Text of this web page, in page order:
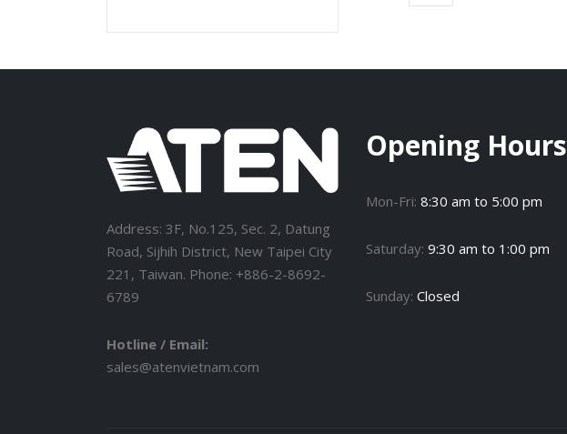
Address: 3F, No.125, Sec. 2, Datung
Road, Sijhih District, New Taipei City
221, Taiwan. Phone: +886-2-8692-
6789
Hotline / Email:
sales@atenvietnam.com
Opening Hours
Mon-Fri: 8:30 am to 5:00 pm
Saturday: 9:30 am to 1:00 pm
Sunday: Closed